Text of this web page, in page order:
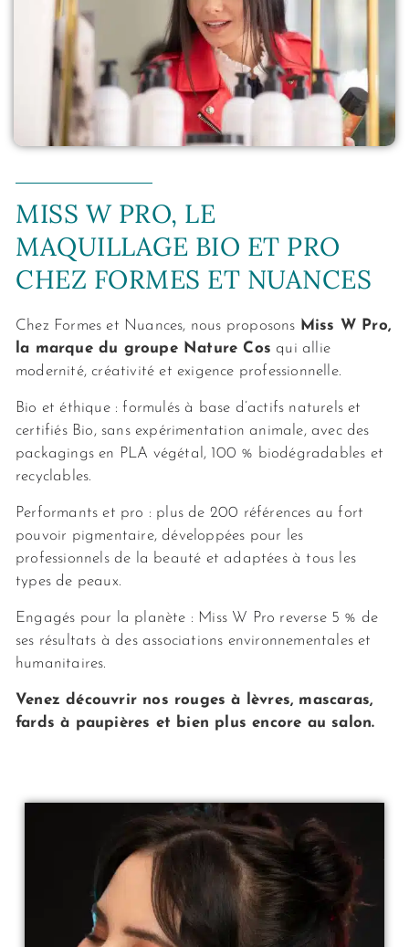
MISS W PRO, LE
MAQUILLAGE BIO ET PRO
CHEZ FORMES ET NUANCES
Chez Formes et Nuances, nous proposons Miss W Pro,
la marque du groupe Nature Cos qui allie
modernité, créativité et exigence professionnelle.
Bio et éthique : formulés à base d’actifs naturels et
certifiés Bio, sans expérimentation animale, avec des
packagings en PLA végétal, 100 % biodégradables et
recyclables.
Performants et pro : plus de 200 références au fort
pouvoir pigmentaire, développées pour les
professionnels de la beauté et adaptées à tous les
types de peaux.
Engagés pour la planète : Miss W Pro reverse 5 % de
ses résultats à des associations environnementales et
humanitaires.
Venez découvrir nos rouges à lèvres, mascaras,
fards à paupières et bien plus encore au salon.